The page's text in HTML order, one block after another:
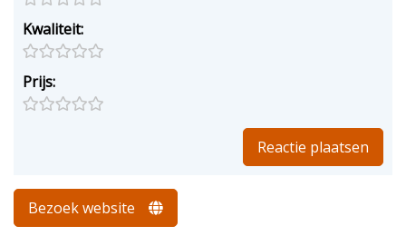
Kwaliteit:
Prijs:
Bezoek website